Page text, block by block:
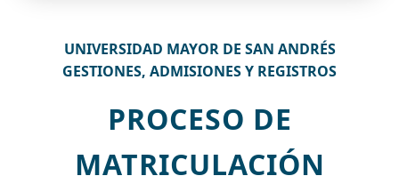
UNIVERSIDAD MAYOR DE SAN ANDRÉS
GESTIONES, ADMISIONES Y REGISTROS
PROCESO DE
MATRICULACIÓN